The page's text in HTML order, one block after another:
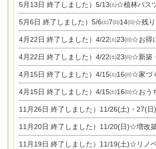
5月13日 終了しました）5/13㈯☆植林バス
5月6日 終了しました）5/6㈯7㈰14㈰☆残り1棟！一宮市限定モニター募
4月22日 終了しました）4/22㈯23㈰☆お得に窓リフ
4月22日 終了しました）4/22㈯23㈰☆新築・建替えモニ
4月15日 終了しました）4/15㈯16㈰☆家づくりゆっくりじ
4月15日 終了しました）4/15㈯16㈰☆おうちリ
11月26日 終了しました）11/26(土)・27(日)☆新築完成見学
11月20日 終了しました）11/20(日)☆増改築・リフォームまつり＆秋
11月19日 終了しました）11/19(土)☆リノベーション・家の修理まつり＆増改築・リフ